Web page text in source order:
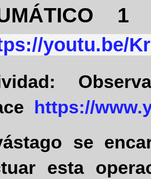
youtu.be/
Observa
https://
se
esta